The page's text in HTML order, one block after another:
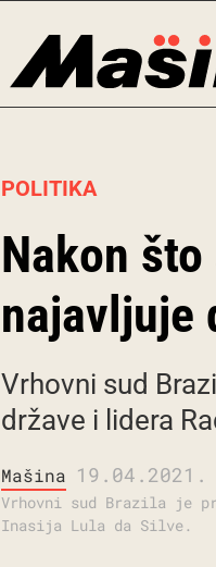
POLITIKA
Nakon
najavljuje
Vrhovni sud
države i lidera
Mašina 19.04.2021.
Vrhovni sud Brazila je
Inasija Lula da Silve.